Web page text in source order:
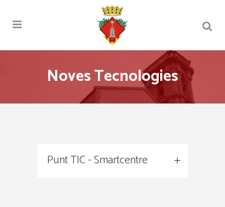
Noves Tecnologies
Punt TIC - Smartcentre